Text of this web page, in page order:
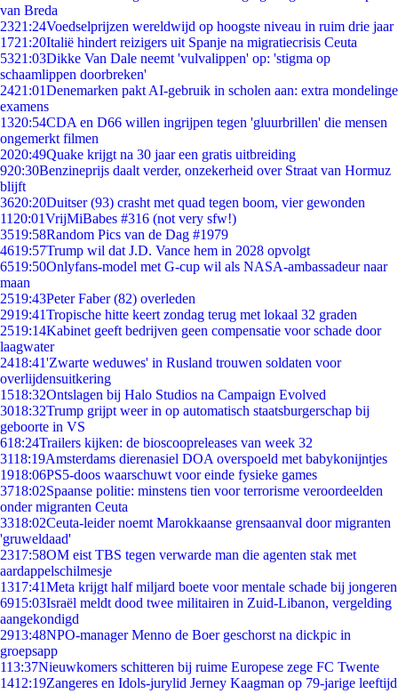
van Breda
2321:24Voedselprijzen wereldwijd op hoogste niveau in ruim drie jaar
1721:20Italië hindert reizigers uit Spanje na migratiecrisis Ceuta
5321:03Dikke Van Dale neemt 'vulvalippen' op: 'stigma op
schaamlippen doorbreken'
2421:01Denemarken pakt AI-gebruik in scholen aan: extra mondelinge
examens
1320:54CDA en D66 willen ingrijpen tegen 'gluurbrillen' die mensen
ongemerkt filmen
2020:49Quake krijgt na 30 jaar een gratis uitbreiding
920:30Benzineprijs daalt verder, onzekerheid over Straat van Hormuz
blijft
3620:20Duitser (93) crasht met quad tegen boom, vier gewonden
11 20:01VrijMiBabes #316 (not very sfw!)
3519:58Random Pics van de Dag #1979
4619:57Trump wil dat J.D. Vance hem in 2028 opvolgt
6519:50Onlyfans-model met G-cup wil als NASA-ambassadeur naar
maan
2519:43Peter Faber (82) overleden
2919:41Tropische hitte keert zondag terug met lokaal 32 graden
2519:14Kabinet geeft bedrijven geen compensatie voor schade door
laagwater
2418:41'Zwarte weduwes' in Rusland trouwen soldaten voor
overlijdensuitkering
1518:32Ontslagen bij Halo Studios na Campaign Evolved
3018:32Trump grijpt weer in op automatisch staatsburgerschap bij
geboorte in VS
618:24Trailers kijken: de bioscoopreleases van week 32
3118:19Amsterdams dierenasiel DOA overspoeld met babykonijntjes
1918:06PS5-doos waarschuwt voor einde fysieke games
3718:02Spaanse politie: minstens tien voor terrorisme veroordeelden
onder migranten Ceuta
3318:02Ceuta-leider noemt Marokkaanse grensaanval door migranten
'gruweldaad'
2317:58OM eist TBS tegen verwarde man die agenten stak met
aardappelschilmesje
1317:41Meta krijgt half miljard boete voor mentale schade bij jongeren
6915:03Israël meldt dood twee militairen in Zuid-Libanon, vergelding
aangekondigd
2913:48NPO-manager Menno de Boer geschorst na dickpic in
groepsapp
113:37Nieuwkomers schitteren bij ruime Europese zege FC Twente
1412:19Zangeres en Idols-jurylid Jerney Kaagman op 79-jarige leeftijd